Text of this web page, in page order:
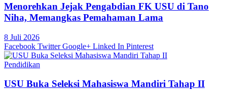
Menorehkan Jejak Pengabdian FK USU di Tano
Niha, Memangkas Pemahaman Lama
8 Juli 2026
Facebook Twitter Google+ Linked In Pinterest
Pendidikan
USU Buka Seleksi Mahasiswa Mandiri Tahap II